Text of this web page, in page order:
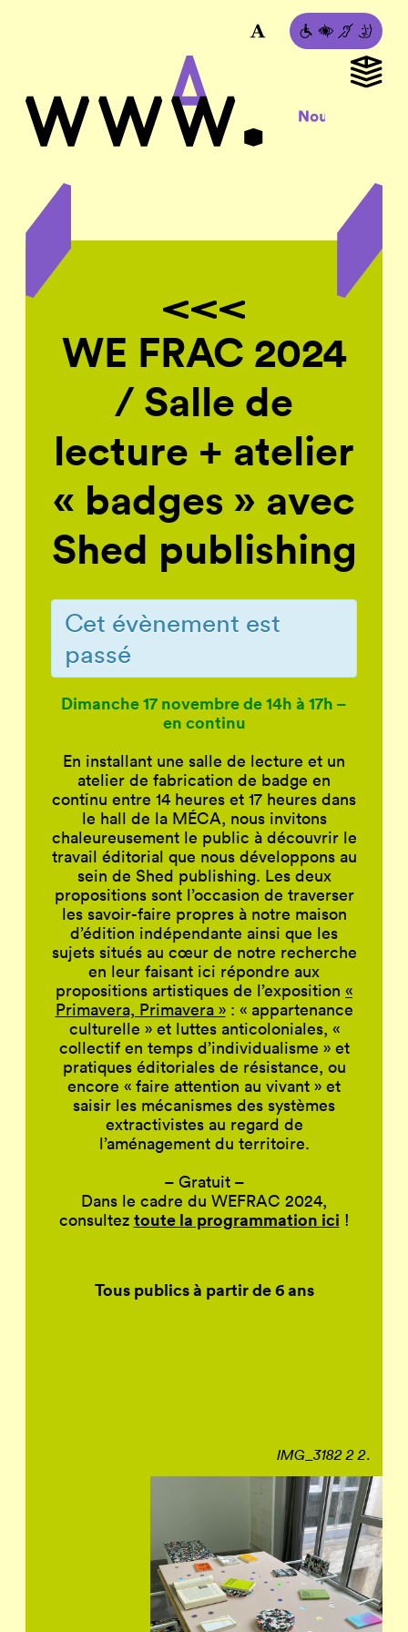
WE FRAC 2024
/ Salle de
lecture + atelier
« badges » avec
Shed publishing
Cet évènement est
passé
Dimanche 17 novembre de 14h à 17h –
en continu
En installant une salle de lecture et un
atelier de fabrication de badge en
continu entre 14 heures et 17 heures dans
le hall de la MÉCA, nous invitons
chaleureusement le public à découvrir le
travail éditorial que nous développons au
sein de Shed publishing. Les deux
propositions sont l’occasion de traverser
les savoir-faire propres à notre maison
d’édition indépendante ainsi que les
sujets situés au cœur de notre recherche
en leur faisant ici répondre aux
propositions artistiques de l’exposition «
Primavera, Primavera »: « appartenance
culturelle » et luttes anticoloniales, «
collectif en temps d’individualisme » et
pratiques éditoriales de résistance, ou
encore « faire attention au vivant » et
saisir les mécanismes des systèmes
extractivistes au regard de
l’aménagement du territoire.
– Gratuit –
Dans le cadre du WEFRAC 2024,
consultez toute la programmation ici !
Tous publics à partir de 6 ans
IMG_3182 2 2.